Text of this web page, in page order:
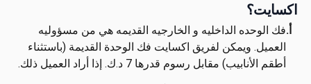
اكسايت؟
أ.فك الوحده الداخليه و الخارجيه القديمه هي من مسؤوليه
العميل. ويمكن لفريق اكسايت فك الوحدة القديمة (باستثناء
أطقم الأنابيب) مقابل رسوم قدرها 7 د.ك. إذا أراد العميل ذلك.